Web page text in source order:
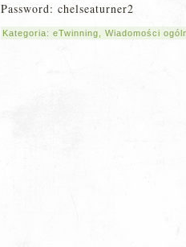
Password: chelseaturner2
Kategoria: eTwinning Wiadomości